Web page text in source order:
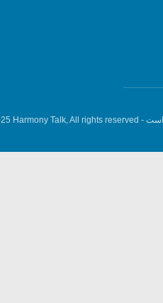
است - Harmony Talk, All rights reserved.